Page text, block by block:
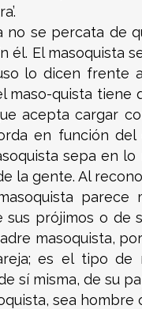
no se percata de
él. El masoquista
lo dicen frente
maso-quista tiene
acepta cargar
en función
sepa en
la gente. Al
sus prójimos o
masoquista,
es el tipo de
sí misma, de su
sea